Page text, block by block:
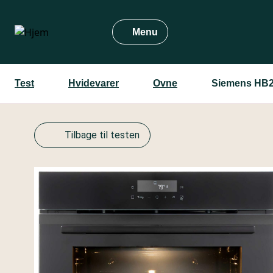
hovedindhold
Menu
Test Hvidevarer Ovne Siemens
Tilbage til testen